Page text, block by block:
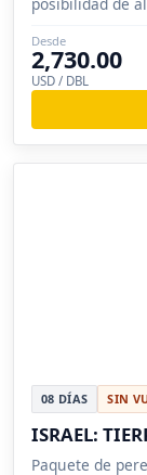
Desde
2,730.00
USD / DBL
08 DÍAS SIN
ISRAEL:
Paquete de